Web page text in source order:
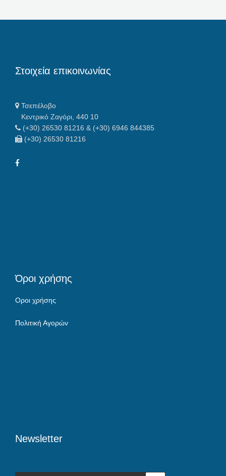
Στοιχεία επικοινωνίας
Τσεπέλοβο
Κεντρικό Ζαγόρι, 440 10
(+30) 26530 81216 & (+30) 6946 844385
(+30) 26530 81216
Όροι χρήσης
Οροι χρήσης
Πολιτική Αγορών
Newsletter